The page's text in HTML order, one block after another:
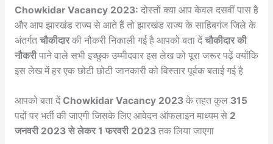
Chowkidar Vacancy 2023: दोस्तों क्या आप केवल दसवीं पास है
और आप झारखंड राज्य से आते हैं तो झारखंड राज्य के साहिबगंज जिले के
अंतर्गत चौकीदारकी नौकरी निकाली गई है आपको बता दें चौकीदार की
नौकरीपाने वाले सभी इच्छुक उम्मीदवार इस लेख को पूरा जरूर पढ़ें क्योंकि
इस लेख में हर एक छोटी छोटी जानकारी को विस्तार पूर्वक बताई गई है
आपको बता दें Chowkidar Vacancy 2023 के तहत कुल 315
पदों पर भर्ती की जाएगी जिसके लिए आवेदन ऑफलाइन माध्यम से 2
जनवरी 2023 से लेकर 1 फरवरी 2023तक लिया जाएगा